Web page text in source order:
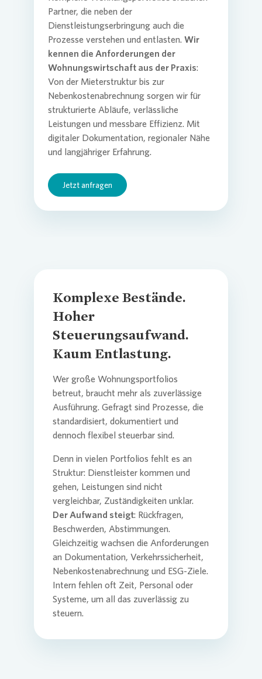
Partner, die neben der
Dienstleistungserbringung auch die
Prozesse verstehen und entlasten. Wir
kennen die Anforderungen der
Wohnungswirtschaft aus der Praxis:
Von der Mieterstruktur bis zur
Nebenkostenabrechnung sorgen wir für
strukturierte Abläufe, verlässliche
Leistungen und messbare Effizienz. Mit
digitaler Dokumentation, regionaler Nähe
und langjähriger Erfahrung.
Jetzt anfragen
Komplexe Bestände.
Hoher
Steuerungsaufwand.
Kaum Entlastung.
Wer große Wohnungsportfolios
betreut, braucht mehr als zuverlässige
Ausführung. Gefragt sind Prozesse, die
standardisiert, dokumentiert und
dennoch flexibel steuerbar sind.
Denn in vielen Portfolios fehlt es an
Struktur: Dienstleister kommen und
gehen, Leistungen sind nicht
vergleichbar, Zuständigkeiten unklar.
Der Aufwand steigt: Rückfragen,
Beschwerden, Abstimmungen.
Gleichzeitig wachsen die Anforderungen
an Dokumentation, Verkehrssicherheit,
Nebenkostenabrechnung und ESG-Ziele.
Intern fehlen oft Zeit, Personal oder
Systeme, um all das zuverlässig zu
steuern.